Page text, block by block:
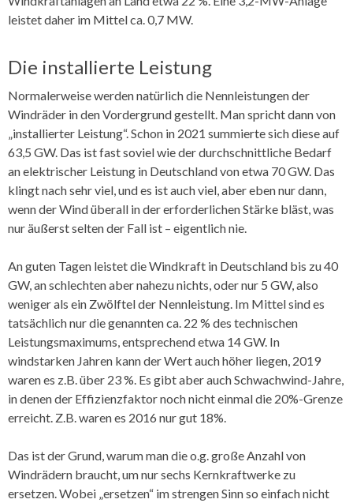
leistet daher im Mittel ca. 0,7 MW.
Die installierte Leistung
Normalerweise werden natürlich die Nennleistungen der
Windräder in den Vordergrund gestellt. Man spricht dann von
„installierter Leistung“. Schon in 2021 summierte sich diese auf
63,5 GW. Das ist fast soviel wie der durchschnittliche Bedarf
an elektrischer Leistung in Deutschland von etwa 70 GW. Das
klingt nach sehr viel, und es ist auch viel, aber eben nur dann,
wenn der Wind überall in der erforderlichen Stärke bläst, was
nur äußerst selten der Fall ist – eigentlich nie.
An guten Tagen leistet die Windkraft in Deutschland bis zu 40
GW, an schlechten aber nahezu nichts, oder nur 5 GW, also
weniger als ein Zwölftel der Nennleistung. Im Mittel sind es
tatsächlich nur die genannten ca. 22 % des technischen
Leistungsmaximums, entsprechend etwa 14 GW. In
windstarken Jahren kann der Wert auch höher liegen, 2019
waren es z.B. über 23 %. Es gibt aber auch Schwachwind-Jahre,
in denen der Effizienzfaktor noch nicht einmal die 20%-Grenze
erreicht. Z.B. waren es 2016 nur gut 18%.
Das ist der Grund, warum man die o.g. große Anzahl von
Windrädern braucht, um nur sechs Kernkraftwerke zu
ersetzen. Wobei „ersetzen“ im strengen Sinn so einfach nicht